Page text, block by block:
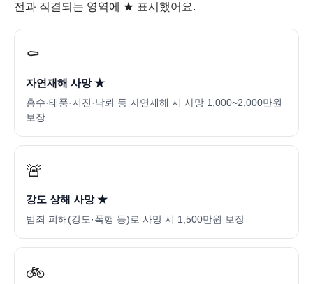
전과 직결되는 영역에 ★ 표시했어요.
⚰️
자연재해 사망 ★
홍수·태풍·지진·낙뢰 등 자연재해 시 사망 1,000~2,000만원
보장
🚨
강도 상해 사망 ★
범죄 피해(강도·폭행 등)로 사망 시 1,500만원 보장
🚲